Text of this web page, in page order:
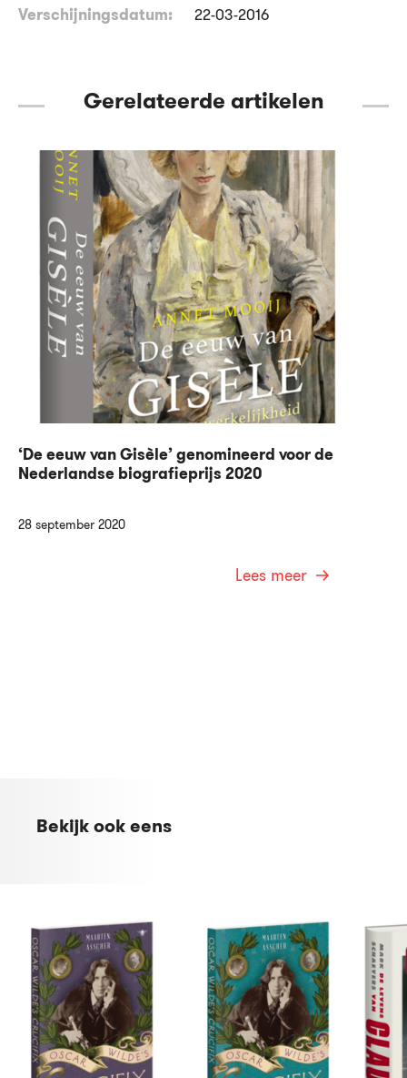
Verschijningsdatum:
22-03-2016
Gerelateerde artikelen
28 september 2020
‘De eeuw van Gisèle’ genomineerd voor de
Nederlandse biografieprijs 2020
Lees meer
Bekijk ook eens